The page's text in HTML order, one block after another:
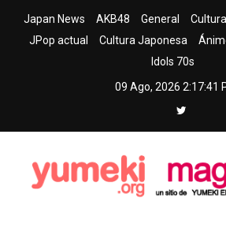
Japan News AKB48 General
JPop actual
Cultura Japonesa
Idols 70s
09 Ago, 2026 2:17:42